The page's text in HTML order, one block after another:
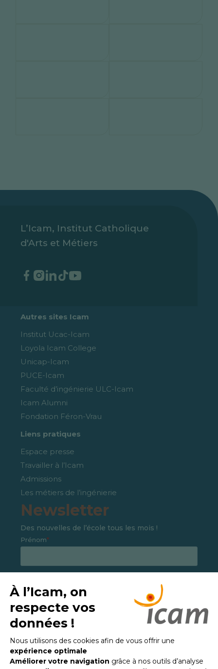
L’Icam, Institut Catholique
d'Arts et Métiers
Autres sites Icam
Institut Ucac-Icam
Loyola Icam College
Unicap-Icam
PUCE-Icam
Faculté d’ingénierie ULC-Icam
Icam Alumni
Fondation Féron-Vrau
Liens pratiques
Espace presse
Travailler à l’Icam
Admissions
Les métiers de l’ingénierie
Newsletter
Des nouvelles de l’école tous les mois !